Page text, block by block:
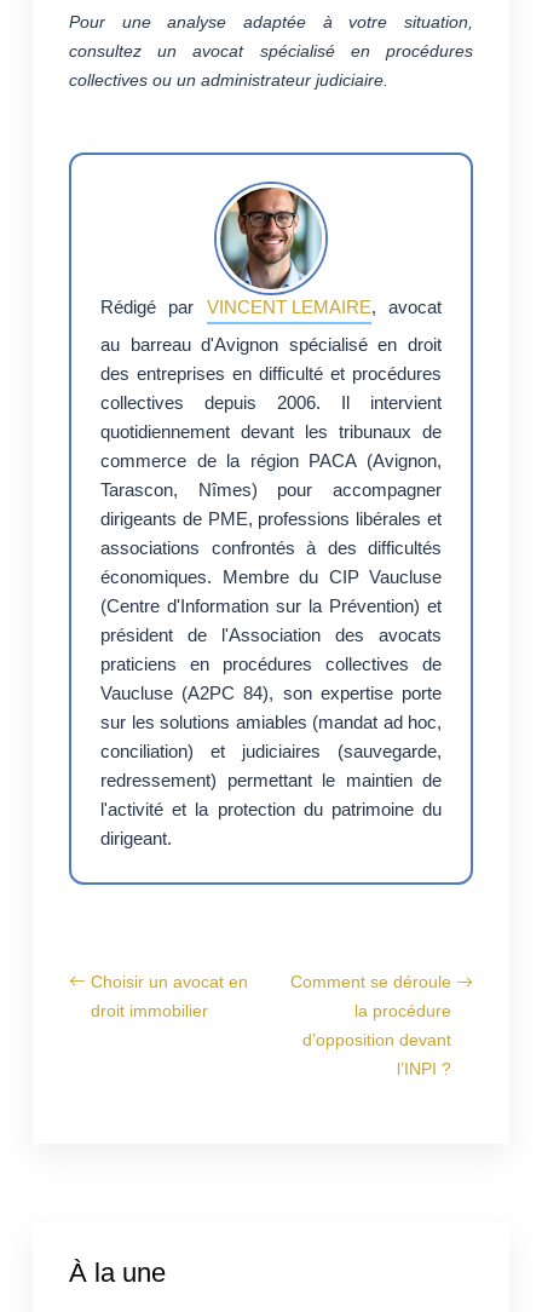
Pour une analyse adaptée à votre situation,
consultez un avocat spécialisé en procédures
collectives ou un administrateur judiciaire.
Rédigé par VINCENT LEMAIRE, avocat
au barreau d'Avignon spécialisé en droit
des entreprises en difficulté et procédures
collectives depuis 2006. Il intervient
quotidiennement devant les tribunaux de
commerce de la région PACA (Avignon,
Tarascon, Nîmes) pour accompagner
dirigeants de PME, professions libérales et
associations confrontés à des difficultés
économiques. Membre du CIP Vaucluse
(Centre d'Information sur la Prévention) et
président de l'Association des avocats
praticiens en procédures collectives de
Vaucluse (A2PC 84), son expertise porte
sur les solutions amiables (mandat ad hoc,
conciliation) et judiciaires (sauvegarde,
redressement) permettant le maintien de
l'activité et la protection du patrimoine du
dirigeant.
Choisir un avocat en
droit immobilier
Comment se déroule
la procédure
d’opposition devant
l’INPI ?
À la une